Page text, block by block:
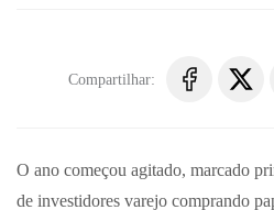
Compartilhar:
O ano começou agitado, marcado
de investidores varejo comprando